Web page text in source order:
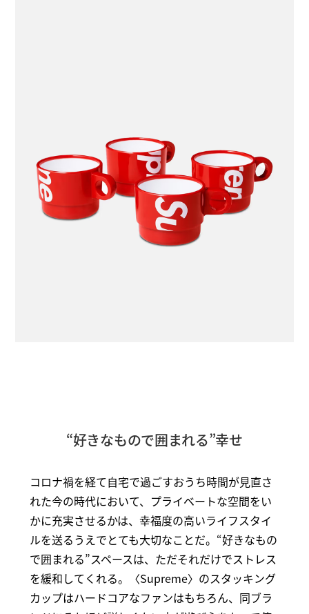
“好きなもので囲まれる”幸せ
コロナ禍を経て自宅で過ごすおうち時間が見直さ
れた今の時代において、プライベートな空間をい
かに充実させるかは、幸福度の高いライフスタイ
ルを送るうえでとても大切なことだ。“好きなもの
で囲まれる”スペースは、ただそれだけでストレス
を緩和してくれる。〈Supreme〉のスタッキング
カップはハードコアなファンはもちろん、同ブラ